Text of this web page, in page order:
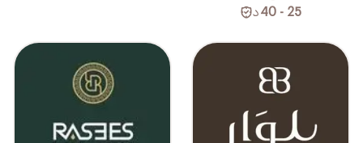
25 - 40 د